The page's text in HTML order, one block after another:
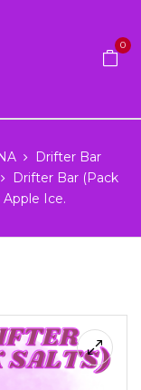
0
Drifter Bar
Drifter Bar (Pack
Ice.